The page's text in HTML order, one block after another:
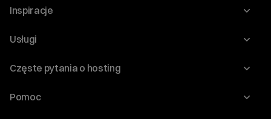
O nas
Program Korzyści dla Inwestorów
Regulaminy i specyfikacje
Inspiracje
Blog
WordPress
Audyt stron
Usługi
Domeny
Częste pytania o hosting
Jak przenieść stronę?
Pomoc